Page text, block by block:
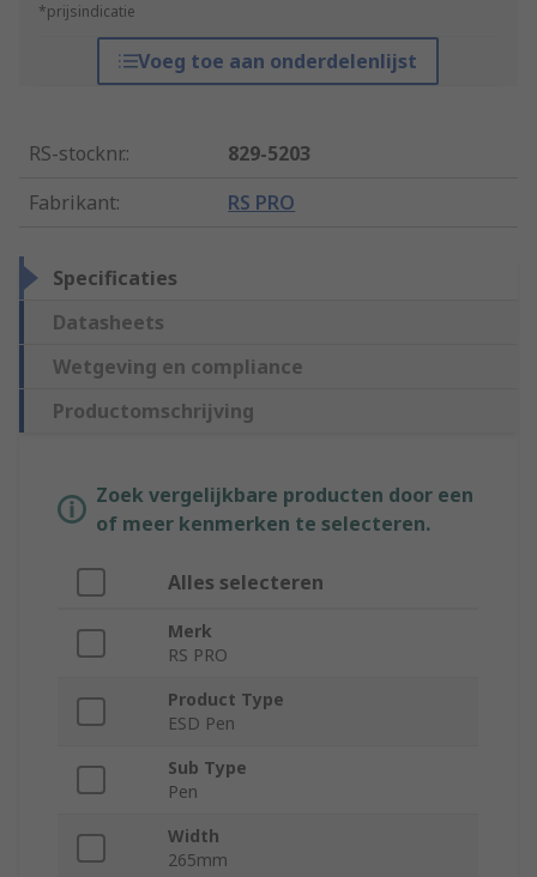
*prijsindicatie
Voeg toe aan onderdelenlijst
RS-stocknr.:
829-5203
Fabrikant: RS PRO
Specificaties
Datasheets
Wetgeving en compliance
Productomschrijving
Zoek vergelijkbare producten door een
of meer kenmerken te selecteren.
Alles selecteren
Merk
RS PRO
Product Type
ESD Pen
Sub Type
Pen
Width
265mm